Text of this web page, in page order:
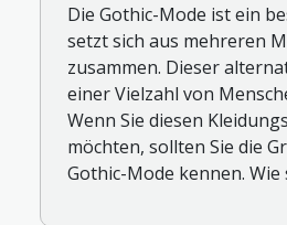
Die Gothic-Mode ist ein
setzt sich aus mehreren
zusammen. Dieser
einer Vielzahl von
Wenn Sie diesen
möchten, sollten Sie die
Gothic-Mode kennen. Wie